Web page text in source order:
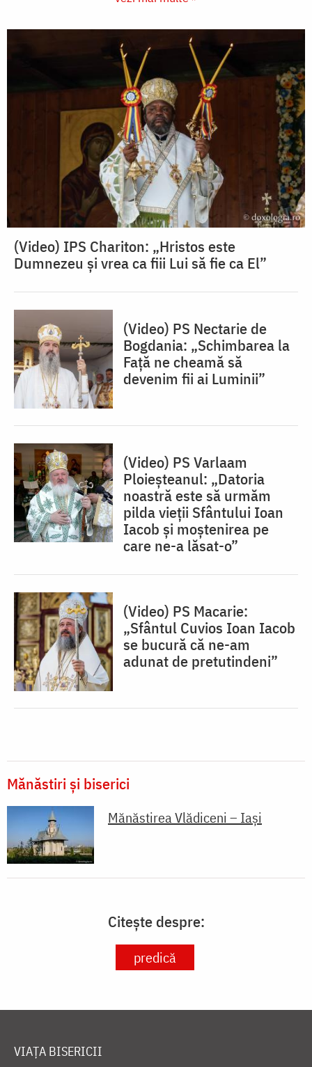
(Video) IPS Chariton: „Hristos este
Dumnezeu și vrea ca fiii Lui să fie ca El”
(Video) PS Nectarie de
Bogdania: „Schimbarea la
Față ne cheamă să
devenim fii ai Luminii”
(Video) PS Varlaam
Ploieșteanul: „Datoria
noastră este să urmăm
pilda vieții Sfântului Ioan
Iacob și moștenirea pe
care ne-a lăsat-o”
(Video) PS Macarie:
„Sfântul Cuvios Ioan Iacob
se bucură că ne-am
adunat de pretutindeni”
Mănăstiri și biserici
Mănăstirea Vlădiceni – Iaşi
Citește despre:
predică
VIAȚA BISERICII